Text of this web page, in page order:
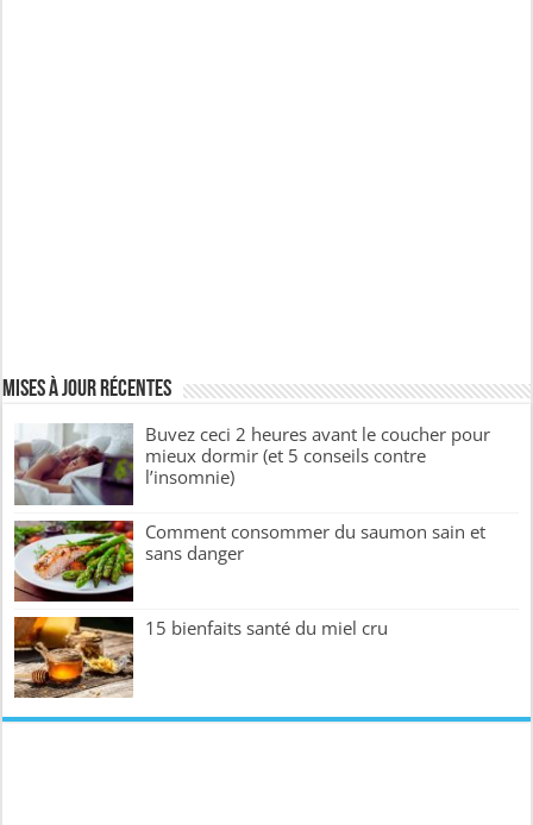
Mises à jour récentes
Buvez ceci 2 heures avant le coucher pour
mieux dormir (et 5 conseils contre
l’insomnie)
Comment consommer du saumon sain et
sans danger
15 bienfaits santé du miel cru